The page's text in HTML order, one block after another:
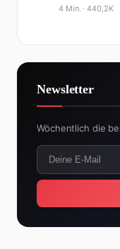
4 Min. ·440,2K
Newsletter
Wöchentlich die